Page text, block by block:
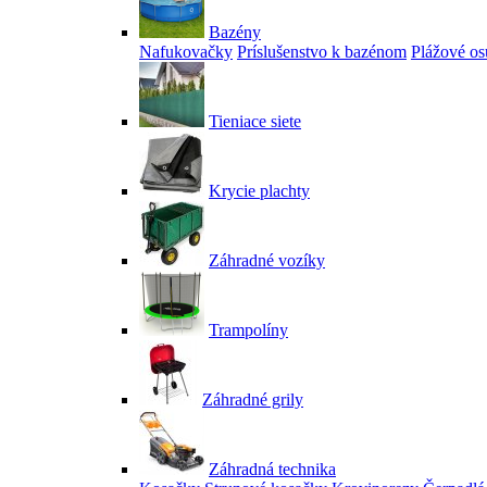
Bazény
Nafukovačky Príslušenstvo k bazénom Plážové
Tieniace siete
Krycie plachty
Záhradné vozíky
Trampolíny
Záhradné grily
Záhradná technika